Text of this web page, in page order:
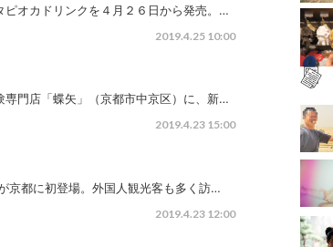
ピオカドリンクを４月２６日から発売。…
2019.4.25 10:00
専門店「蝶矢」（京都市中京区）に、新…
2019.4.23 15:00
京都に初登場。外国人観光客も多く訪…
2019.4.23 12:00